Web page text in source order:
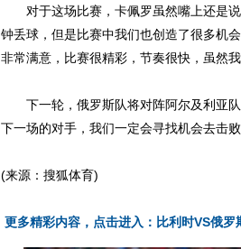
对于这场比赛，卡佩罗虽然嘴上还是说
钟丢球，但是比赛中我们也创造了很多机
非常满意，比赛很精彩，节奏很快，虽然
下一轮，俄罗斯队将对阵阿尔及利亚队
下一场的对手，我们一定会寻找机会去击
(来源：搜狐体育)
更多精彩内容，点击进入：比利时VS俄罗